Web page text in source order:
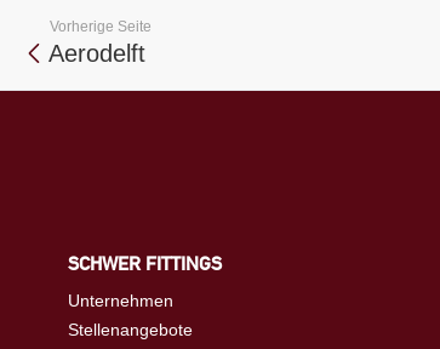
Vorherige Seite
Aerodelft
SCHWER FITTINGS
Unternehmen
Stellenangebote